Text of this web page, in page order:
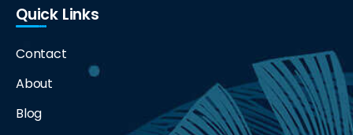
Quick Links
Contact
About
Blog